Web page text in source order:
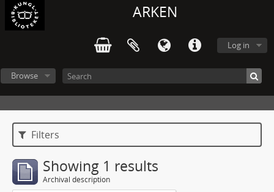
ARKEN
Log in
Browse
Filters
Showing 1 results
Archival description